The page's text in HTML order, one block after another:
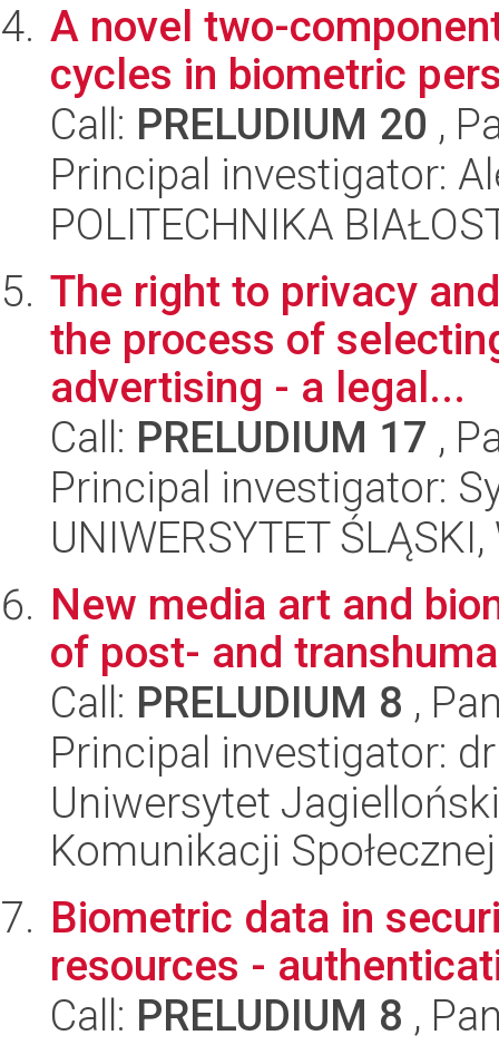
A novel two-
cycles in biometric
Call: PRELUDIUM 20 ,
Principal investigator:
POLITECHNIKA
The right to privacy
the process of
advertising - a legal...
Call: PRELUDIUM 17 ,
Principal investigator:
UNIWERSYTET
New media art and
of post- and
Call: PRELUDIUM 8 ,
Principal investigator:
Uniwersytet
Komunikacji Społecznej
Biometric data in
resources -
Call: PRELUDIUM 8 ,